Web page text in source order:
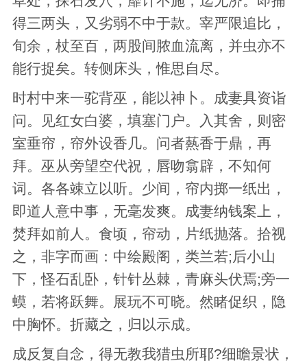
得三两头，又劣弱不中于款。宰严限追比，
旬余，杖至百，两股间脓血流离，并虫亦不
能行捉矣。转侧床头，惟思自尽。
时村中来一驼背巫，能以神卜。成妻具资诣
问。见红女白婆，填塞门户。入其舍，则密
室垂帘，帘外设香几。问者爇香于鼎，再
拜。巫从旁望空代祝，唇吻翕辟，不知何
词。各各竦立以听。少间，帘内掷一纸出，
即道人意中事，无毫发爽。成妻纳钱案上，
焚拜如前人。食顷，帘动，片纸抛落。拾视
之，非字而画：中绘殿阁，类兰若;后小山
下，怪石乱卧，针针丛棘，青麻头伏焉;旁一
蟆，若将跃舞。展玩不可晓。然睹促织，隐
中胸怀。折藏之，归以示成。
成反复自念，得无教我猎虫所耶?细瞻景状，